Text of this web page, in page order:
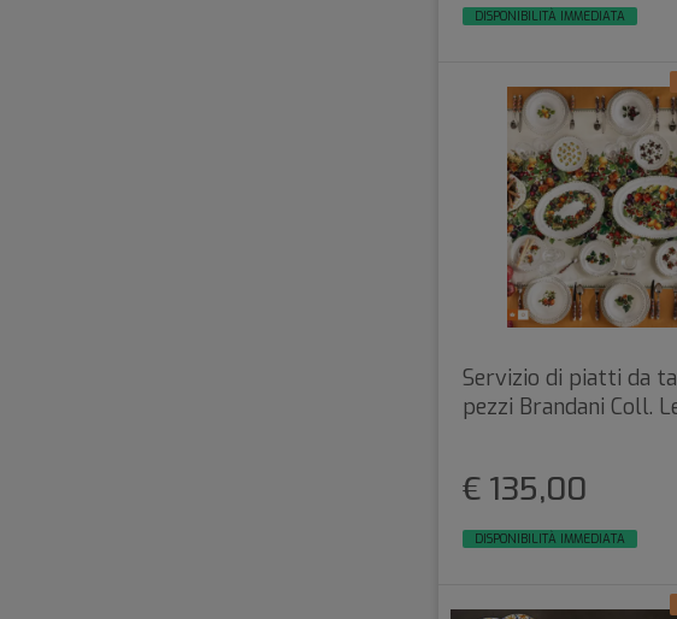
DISPONIBILITÀ IMMEDIATA
Servizio di piatti da
pezzi Brandani Coll.
€ 135,00
DISPONIBILITÀ IMMEDIATA